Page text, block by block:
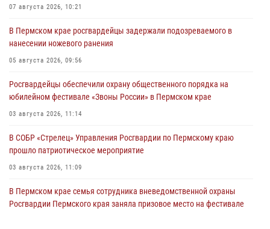
07 августа 2026, 10:21
В Пермском крае росгвардейцы задержали подозреваемого в
нанесении ножевого ранения
05 августа 2026, 09:56
Росгвардейцы обеспечили охрану общественного порядка на
юбилейном фестивале «Звоны России» в Пермском крае
03 августа 2026, 11:14
В СОБР «Стрелец» Управления Росгвардии по Пермскому краю
прошло патриотическое мероприятие
03 августа 2026, 11:09
В Пермском крае семья сотрудника вневедомственной охраны
Росгвардии Пермского края заняла призовое место на фестивале